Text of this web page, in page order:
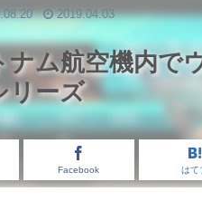
ナム航空機内で
リーズ
Facebook はて
2019.04.03